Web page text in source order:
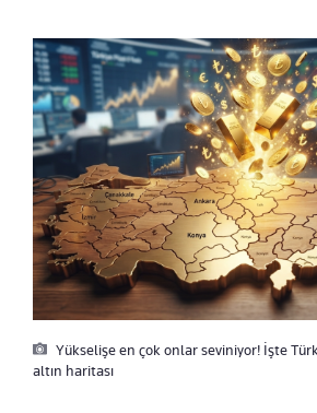
Yükselişe en çok onlar seviniyor! İşte
altın haritası